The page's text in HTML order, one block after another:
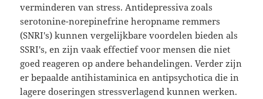
verminderen van stress. Antidepressiva zoals
serotonine-norepinefrine heropname remmers
(SNRI's) kunnen vergelijkbare voordelen bieden als
SSRI's, en zijn vaak effectief voor mensen die niet
goed reageren op andere behandelingen. Verder zijn
er bepaalde antihistaminica en antipsychotica die in
lagere doseringen stressverlagend kunnen werken.